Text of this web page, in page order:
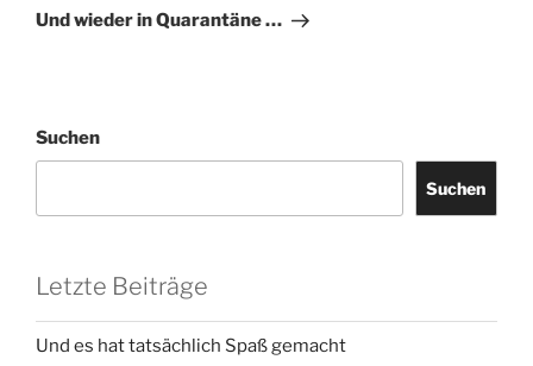
Beitrag
Und wieder in Quarantäne …
Suchen
Suchen
Letzte Beiträge
Und es hat tatsächlich Spaß gemacht